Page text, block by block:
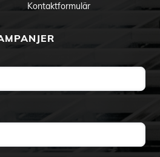
Kontaktformulär